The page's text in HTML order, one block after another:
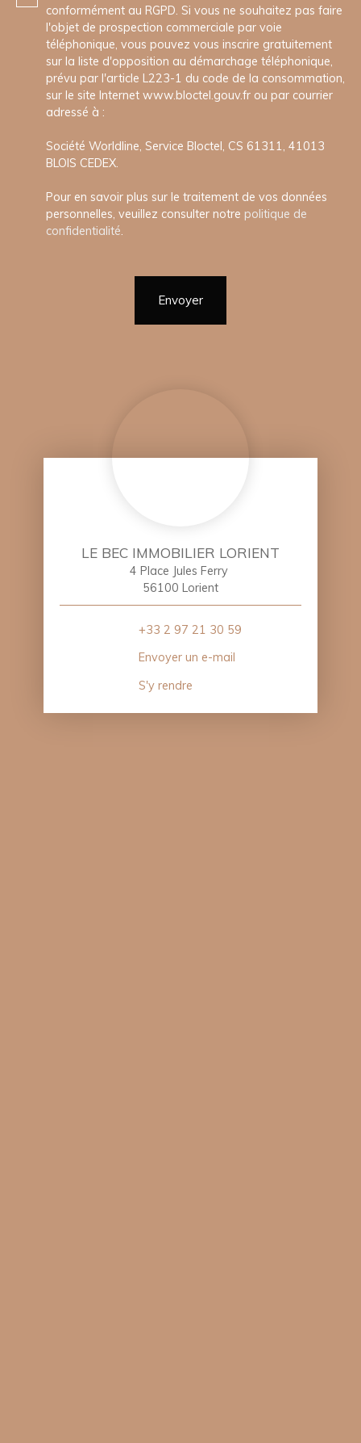
conformément au RGPD. Si vous ne souhaitez pas faire
l'objet de prospection commerciale par voie
téléphonique, vous pouvez vous inscrire gratuitement
sur la liste d'opposition au démarchage téléphonique,
prévu par l'article L223-1 du code de la consommation,
sur le site Internet www.bloctel.gouv.fr ou par courrier
adressé à :
Société Worldline, Service Bloctel, CS 61311, 41013
BLOIS CEDEX.
Pour en savoir plus sur le traitement de vos données
personnelles, veuillez consulter notre politique de
confidentialité.
Envoyer
LE BEC IMMOBILIER LORIENT
4 Place Jules Ferry
56100 Lorient
+33 2 97 21 30 59
Envoyer un e-mail
S'y rendre